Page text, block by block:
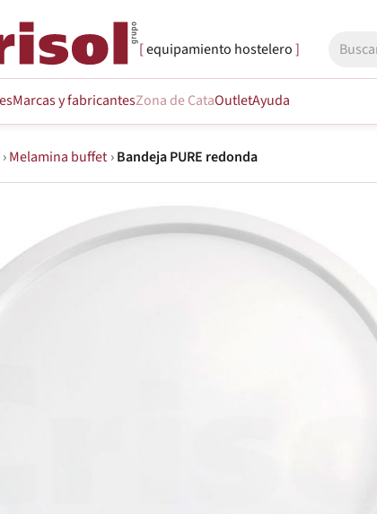
equipamiento hostelero
Marcasy fabricantesZona de CataOutletAyuda
›Melamina buffet › Bandeja PURE redonda